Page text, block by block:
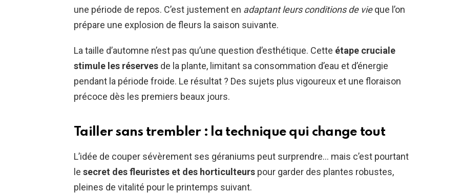
une période de repos. C’est justement en adaptant leurs conditions de vieque l’on
prépare une explosion de fleurs la saison suivante.
La taille d’automne n’est pas qu’une question d’esthétique. Cette étape cruciale
stimule les réserves de la plante, limitant sa consommation d’eau et d’énergie
pendant la période froide. Le résultat ? Des sujets plus vigoureux et une floraison
précoce dès les premiers beaux jours.
Tailler sans trembler : la technique qui change tout
L’idée de couper sévèrement ses géraniums peut surprendre… mais c’est pourtant
le secret des fleuristes et des horticulteurs pour garder des plantes robustes,
pleines de vitalité pour le printemps suivant.